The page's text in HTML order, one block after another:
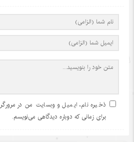
ذخیره نام، ایمیل و وبسایت من در مرورگر
برای زمانی که دوباره دیدگاهی می‌نویسم.